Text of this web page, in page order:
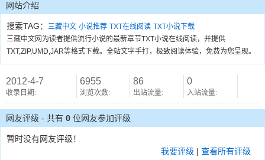
网站介绍
搜索TAG： 三藏中文 小说推荐 TXT在线阅读 TXT小说下载
三藏中文网为读者提供流行小说的最新章节TXT小说在线阅读，并提供
TXT,ZIP,UMD,JAR等格式下载。全站文字手打，极致阅读体验，免费为您呈现。
2012-4-7
收录日期:
6955
浏览次数:
86
出站流量:
0
入站流量:
网友评级 - 共有 0 位网友参加评级
暂时没有网友评级！
我要评级 | 查看所有评级